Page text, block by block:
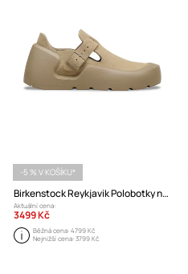
-5 % V KOŠÍKU*
Birkenstock Reykjavik Polobotky na plochém podpatku dámské nubukové
Aktuální cena:
3499 Kč
Běžná cena:4799 Kč
Nejnižší cena:3799 Kč